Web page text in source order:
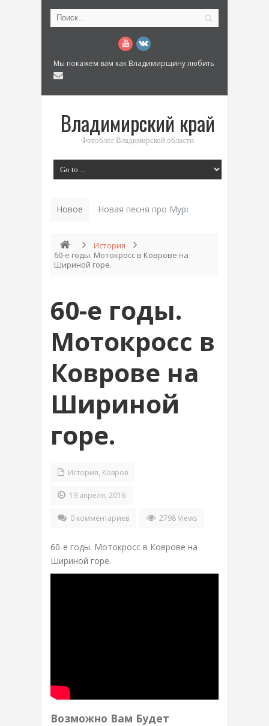
Мы покажем вам как Владимирщину любить
Владимирский край
Фотоблог Владимирской области
Новое Новая песня про Муром: «Былинный
История
60-е годы. Мотокросс в Коврове на
Шириной горе.
60-е годы.
Мотокросс в
Коврове на
Шириной
горе.
История, Ковров
19 апреля, 2016
0 комментариев 2798 Views
60-е годы. Мотокросс в Коврове на
Шириной горе.
Возможно Вам Будет